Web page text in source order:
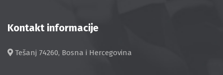
Kontakt informacije
Tešanj 74260, Bosna i Hercegovina